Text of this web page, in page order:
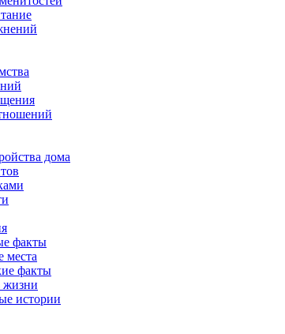
дома
факты
места
факты
жизни
истории